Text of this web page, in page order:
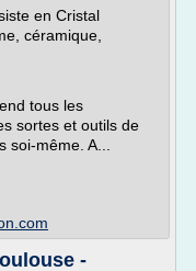
en Cristal
céramique,
tous les
sortes et outils de
même. A...
-